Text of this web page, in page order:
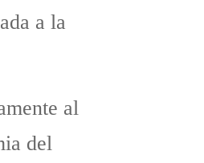
a la
al
del